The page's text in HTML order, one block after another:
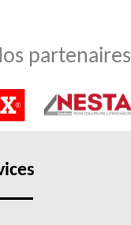
partenaires